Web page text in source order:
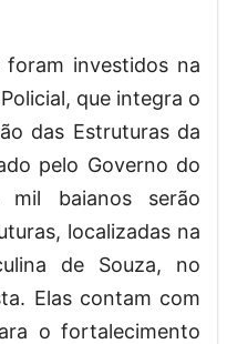
investidos na
que integra o
das Estruturas da
pelo Governo do
baianos serão
localizadas na
de Souza, no
Elas contam com
o fortalecimento